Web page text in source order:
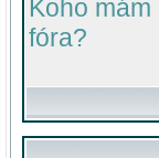
Koho
fóra?